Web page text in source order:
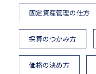
固定資産管理の仕方
採算のつかみ方
価格の決め方